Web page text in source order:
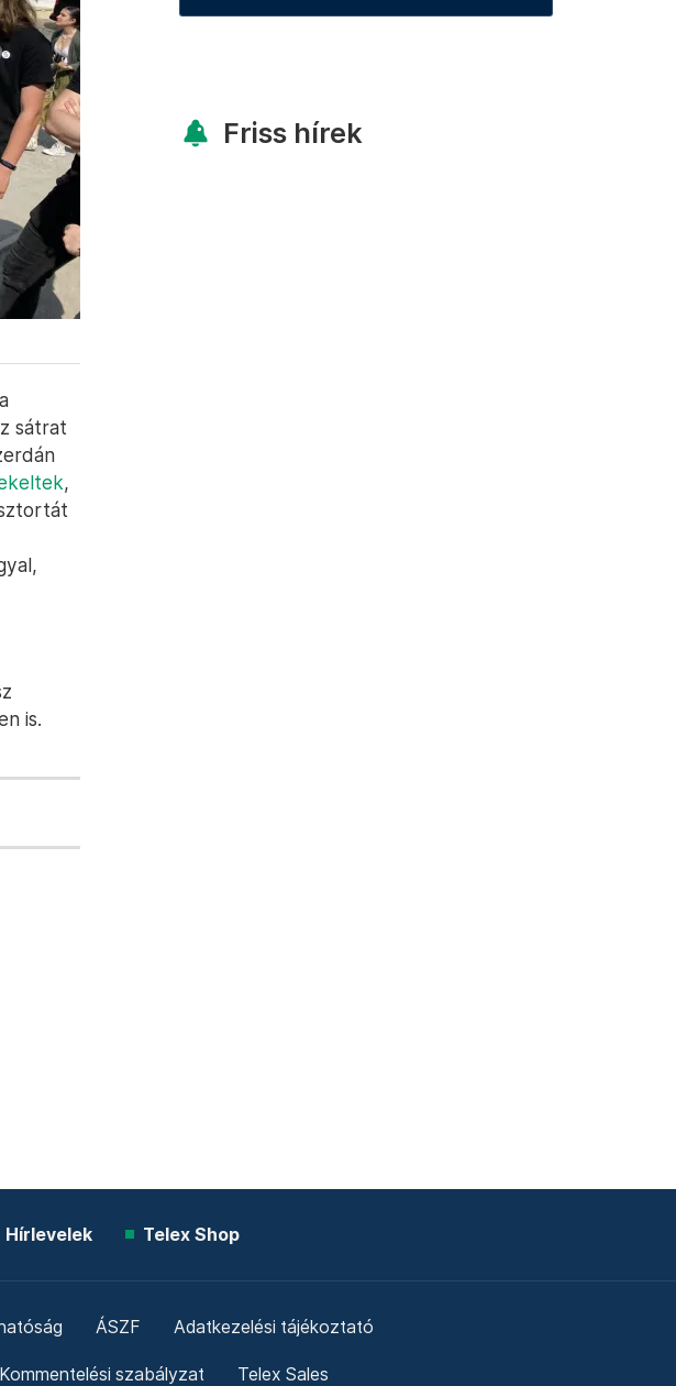
sátrat
,
is.
Friss hírek
Hírlevelek Telex Shop
ÁSZF Adatkezelési tájékoztató
Kommentelési szabályzat Telex Sales